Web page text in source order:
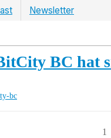
Newsletter
BC hat
bc
1